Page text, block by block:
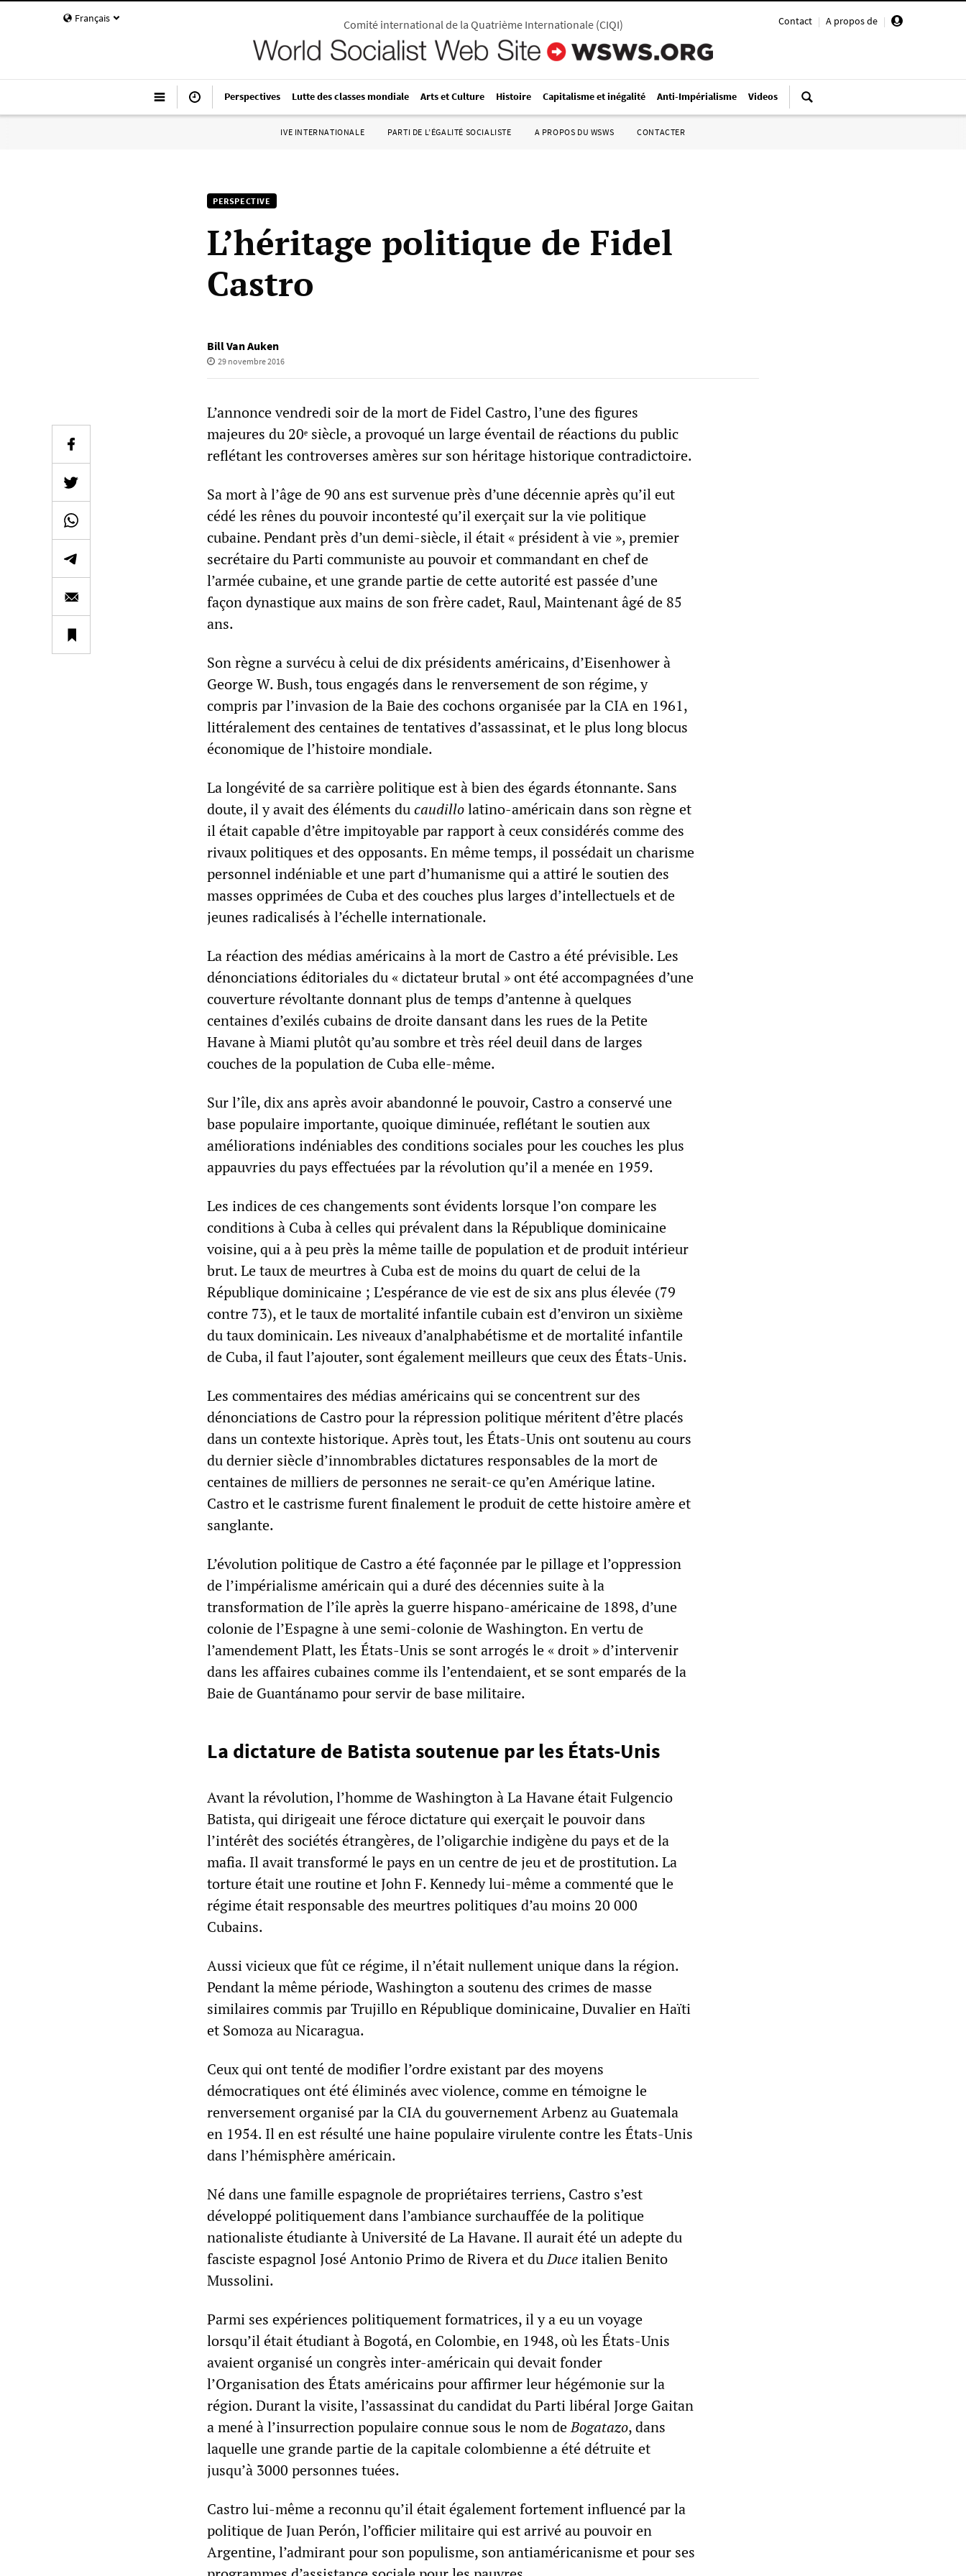
Français Contact | A propos de |
Comité international de la Quatrième Internationale(CIQI)
Perspectives Lutte des classes mondiale Arts et Culture Histoire Capitalisme et inégalité Anti-Impérialisme Videos
IVE INTERNATIONALE PARTI DE L’ÉGALITÉ SOCIALISTE A PROPOS DU WSWS CONTACTER
PERSPECTIVE
L’héritage politique de Fidel
Castro
Bill Van Auken
29 novembre 2016
L’annonce vendredi soir de la mort de Fidel Castro, l’une des figures
majeures du 20ᵉ siècle, a provoqué un large éventail de réactions du public
reflétant les controverses amères sur son héritage historique contradictoire.
Sa mort à l’âge de 90 ans est survenue près d’une décennie après qu’il eut
cédé les rênes du pouvoir incontesté qu’il exerçait sur la vie politique
cubaine. Pendant près d’un demi-siècle, il était « président à vie », premier
secrétaire du Parti communiste au pouvoir et commandant en chef de
l’armée cubaine, et une grande partie de cette autorité est passée d’une
façon dynastique aux mains de son frère cadet, Raul, Maintenant âgé de 85
ans.
Son règne a survécu à celui de dix présidents américains, d’Eisenhower à
George W. Bush, tous engagés dans le renversement de son régime, y
compris par l’invasion de la Baie des cochons organisée par la CIA en 1961,
littéralement des centaines de tentatives d’assassinat, et le plus long blocus
économique de l’histoire mondiale.
La longévité de sa carrière politique est à bien des égards étonnante. Sans
doute, il y avait des éléments ducaudillolatino-américain dans son règne et
il était capable d’être impitoyable par rapport à ceux considérés comme des
rivaux politiques et des opposants. En même temps, il possédait un charisme
personnel indéniable et une part d’humanisme qui a attiré le soutien des
masses opprimées de Cuba et des couches plus larges d’intellectuels et de
jeunes radicalisés à l’échelle internationale.
La réaction des médias américains à la mort de Castro a été prévisible. Les
dénonciations éditoriales du « dictateur brutal » ont été accompagnées d’une
couverture révoltante donnant plus de temps d’antenne à quelques
centaines d’exilés cubains de droite dansant dans les rues de la Petite
Havane à Miami plutôt qu’au sombre et très réel deuil dans de larges
couches de la population de Cuba elle-même.
Sur l’île, dix ans après avoir abandonné le pouvoir, Castro a conservé une
base populaire importante, quoique diminuée, reflétant le soutien aux
améliorations indéniables des conditions sociales pour les couches les plus
appauvries du pays effectuées par la révolution qu’il a menée en 1959.
Les indices de ces changements sont évidents lorsque l’on compare les
conditions à Cuba à celles qui prévalent dans la République dominicaine
voisine, qui a à peu près la même taille de population et de produit intérieur
brut. Le taux de meurtres à Cuba est de moins du quart de celui de la
République dominicaine ; L’espérance de vie est de six ans plus élevée (79
contre 73), et le taux de mortalité infantile cubain est d’environ un sixième
du taux dominicain. Les niveaux d’analphabétisme et de mortalité infantile
de Cuba, il faut l’ajouter, sont également meilleurs que ceux des États-Unis.
Les commentaires des médias américains qui se concentrent sur des
dénonciations de Castro pour la répression politique méritent d’être placés
dans un contexte historique. Après tout, les États-Unis ont soutenu au cours
du dernier siècle d’innombrables dictatures responsables de la mort de
centaines de milliers de personnes ne serait-ce qu’en Amérique latine.
Castro et le castrisme furent finalement le produit de cette histoire amère et
sanglante.
L’évolution politique de Castro a été façonnée par le pillage et l’oppression
de l’impérialisme américain qui a duré des décennies suite à la
transformation de l’île après la guerre hispano-américaine de 1898, d’une
colonie de l’Espagne à une semi-colonie de Washington. En vertu de
l’amendement Platt, les États-Unis se sont arrogés le « droit » d’intervenir
dans les affaires cubaines comme ils l’entendaient, et se sont emparés de la
Baie de Guantánamo pour servir de base militaire.
La dictature de Batista soutenue par les États-Unis
Avant la révolution, l’homme de Washington à La Havane était Fulgencio
Batista, qui dirigeait une féroce dictature qui exerçait le pouvoir dans
l’intérêt des sociétés étrangères, de l’oligarchie indigène du pays et de la
mafia. Il avait transformé le pays en un centre de jeu et de prostitution. La
torture était une routine et John F. Kennedy lui-même a commenté que le
régime était responsable des meurtres politiques d’au moins 20 000
Cubains.
Aussi vicieux que fût ce régime, il n’était nullement unique dans la région.
Pendant la même période, Washington a soutenu des crimes de masse
similaires commis par Trujillo en République dominicaine, Duvalier en Haïti
et Somoza au Nicaragua.
Ceux qui ont tenté de modifier l’ordre existant par des moyens
démocratiques ont été éliminés avec violence, comme en témoigne le
renversement organisé par la CIA du gouvernement Arbenz au Guatemala
en 1954. Il en est résulté une haine populaire virulente contre les États-Unis
dans l’hémisphère américain.
Né dans une famille espagnole de propriétaires terriens, Castro s’est
développé politiquement dans l’ambiance surchauffée de la politique
nationaliste étudiante à Université de La Havane. Il aurait été un adepte du
fasciste espagnol José Antonio Primo de Rivera et duDuceitalien Benito
Mussolini.
Parmi ses expériences politiquement formatrices, il y a eu un voyage
lorsqu’il était étudiant à Bogotá, en Colombie, en 1948, où les États-Unis
avaient organisé un congrès inter-américain qui devait fonder
l’Organisation des États américains pour affirmer leur hégémonie sur la
région. Durant la visite, l’assassinat du candidat du Parti libéral Jorge Gaitan
a mené à l’insurrection populaire connue sous le nom deBogatazo, dans
laquelle une grande partie de la capitale colombienne a été détruite et
jusqu’à 3000 personnes tuées.
Castro lui-même a reconnu qu’il était également fortement influencé par la
politique de Juan Perón, l’officier militaire qui est arrivé au pouvoir en
Argentine, l’admirant pour son populisme, son antiaméricanisme et pour ses